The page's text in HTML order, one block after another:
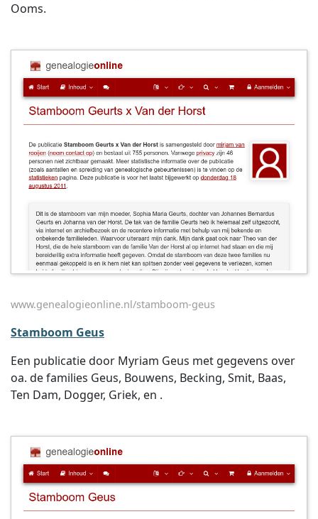
Ooms.
www.genealogieonline.nl/stamboom-geus
Stamboom Geus
Een publicatie door Myriam Geus met gegevens over
oa. de families Geus, Bouwens, Becking, Smit, Baas,
Ten Dam, Dogger, Griek, en .